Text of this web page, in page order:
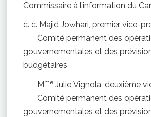
Commissaire à l’information du
c. c. Majid Jowhari, premier vice-
Comité permanent des
gouvernementales et des
budgétaires
Mme Julie Vignola, deuxième
Comité permanent des
gouvernementales et des